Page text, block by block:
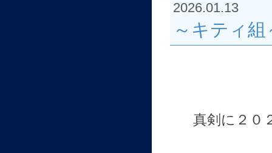
2026.01.13
～キティ組
真剣に２０